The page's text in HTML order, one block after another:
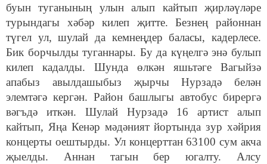
буын туганының улын алып кайтып җирләүләре
турындагы хәбәр килеп җитте. Безнең районнан
түгел ул, шулай да кемнеңдер баласы, кадерлесе.
Бик борчылды туганнары. Бу да күңелгә энә булып
килеп кадалды. Шунда өлкән яшьтәге Вагыйзә
апабыз авылдашыбыз җырчы Нурзадә белән
элемтәгә кергән. Район башлыгы автобус бирергә
вәгъдә иткән. Шулай Нурзадә 16 артист алып
кайтып, Яңа Кенәр мәдәният йортында зур хәйрия
концерты оештырды. Ул концерттан 63100 сум акча
җыелды. Аннан тагын бер югалту. Алсу